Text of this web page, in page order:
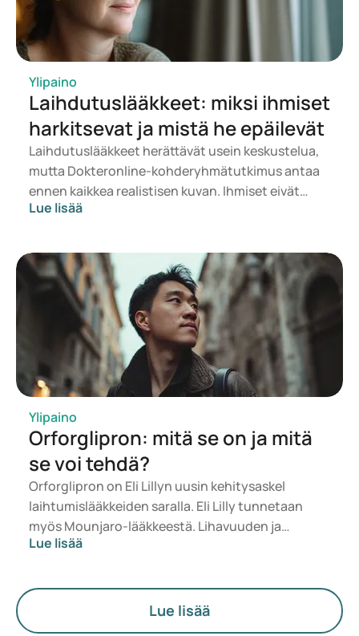
https://pmc.ncbi.nlm.nih.gov/articles/PMC7146343/
https://pubmed.ncbi.nlm.nih.gov/25893719/
Ylipaino
Laihdutuslääkkeet: miksi ihmiset
harkitsevat ja mistä he epäilevät
Laihdutuslääkkeet herättävät usein keskustelua,
mutta Dokteronline-kohderyhmätutkimus antaa
ennen kaikkea realistisen kuvan. Ihmiset eivät
halua vain painaa vähemmän, vaan tuntea olonsa
itsevarmemmaksi. Samalla he haluavat tietää,
ovatko lääkkeet turvallisia, sopivia ja
kohtuuhintaisia.
Lue lisää
Ylipaino
Orforglipron: mitä se on ja mitä
se voi tehdä?
Orforglipron on Eli Lillyn uusin kehitysaskel
laihtumislääkkeiden saralla. Eli Lilly tunnetaan
myös Mounjaro-lääkkeestä. Lihavuuden ja
ylipainon hoitoon on viime vuosina tehty valtavia
agonistit, ovat osoittaneet auttavansa
painonpudotuksessa. Samalla uusia
hoitomuotoja tutkitaan jatkuvasti. Orforglipron
Lue lisää
Lue lisää